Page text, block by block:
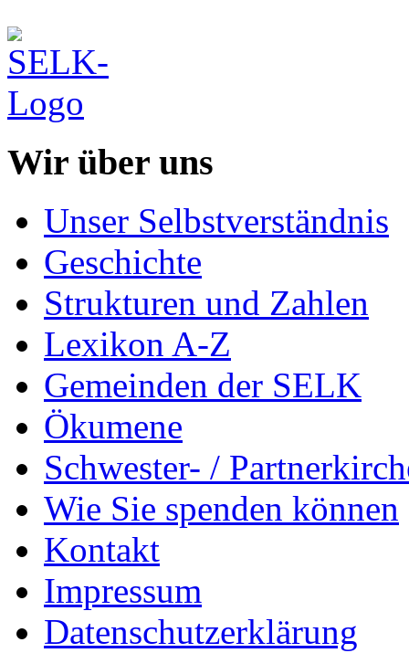
Wir über uns
Unser Selbstverständnis
Geschichte
Strukturen und Zahlen
Lexikon A-Z
Gemeinden der SELK
Ökumene
Schwester- /
Wie Sie spenden können
Kontakt
Impressum
Datenschutzerklärung